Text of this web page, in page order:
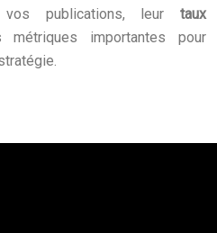
publications, leur taux
importantes pour